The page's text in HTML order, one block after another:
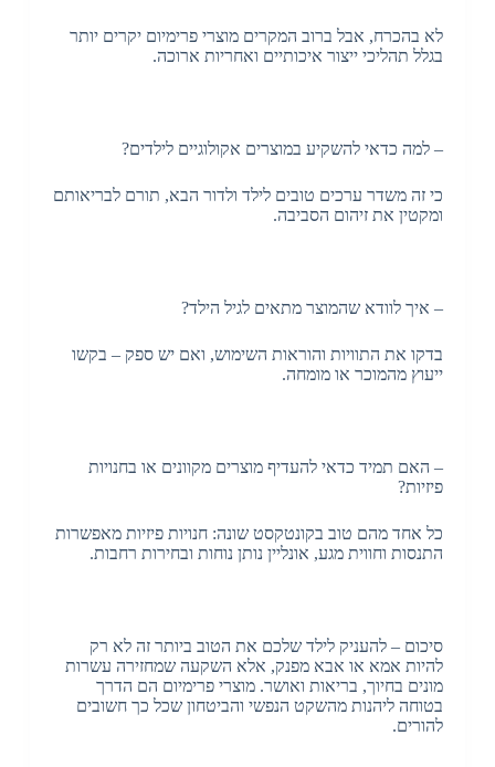
לא בהכרח, אבל ברוב המקרים מוצרי פרימיום יקרים יותר
בגלל תהליכי ייצור איכותיים ואחריות ארוכה.
– למה כדאי להשקיע במוצרים אקולוגיים לילדים?
כי זה משדר ערכים טובים לילד ולדור הבא, תורם לבריאותם
ומקטין את זיהום הסביבה.
– איך לוודא שהמוצר מתאים לגיל הילד?
בדקו את התוויות והוראות השימוש, ואם יש ספק – בקשו
ייעוץ מהמוכר או מומחה.
– האם תמיד כדאי להעדיף מוצרים מקוונים או בחנויות
פיזיות?
כל אחד מהם טוב בקונטקסט שונה: חנויות פיזיות מאפשרות
התנסות וחווית מגע, אונליין נותן נוחות ובחירות רחבות.
סיכום – להעניק לילד שלכם את הטוב ביותר זה לא רק
להיות אמא או אבא מפנק, אלא השקעה שמחזירה עשרות
מונים בחיוך, בריאות ואושר. מוצרי פרימיום הם הדרך
בטוחה ליהנות מהשקט הנפשי והביטחון שכל כך חשובים
להורים.